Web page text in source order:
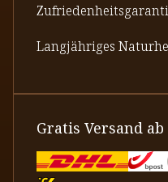
Langjähriges
Gratis Versand ab